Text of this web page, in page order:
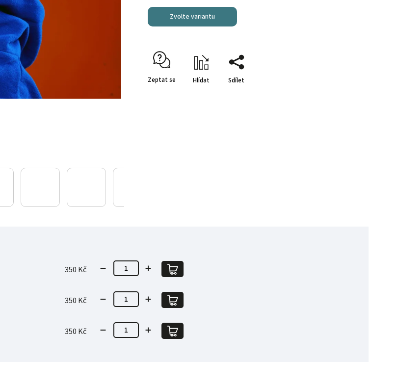
Zvolte variantu
Zeptat se Hlídat Sdílet
350 Kč
350 Kč
350 Kč